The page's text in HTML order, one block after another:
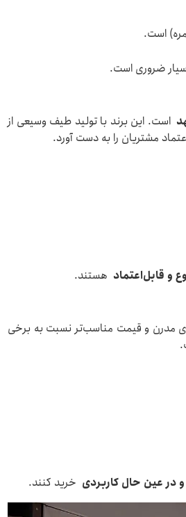
است.
ضروری است.
است. این برند با تولید طیف وسیعی از
مشتریان را به دست آورد.
و قابل‌اعتماد هستند.
مدرن و قیمت مناسب‌تر نسبت به برخی
در عین حال کاربردی خرید کنند.